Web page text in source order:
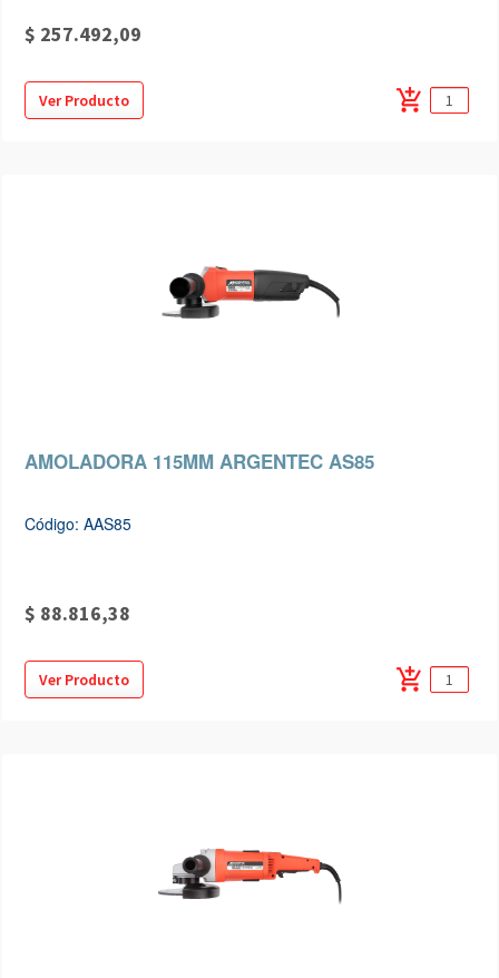
$ 257.492,09
Ver Producto add_shopping_cart
AMOLADORA 115MM ARGENTEC AS85
Código: AAS85
$ 88.816,38
Ver Producto add_shopping_cart